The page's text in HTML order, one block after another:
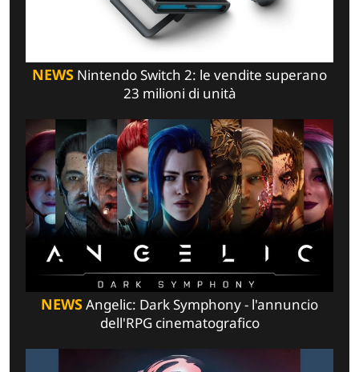
NEWS Nintendo Switch 2: le vendite superano
23 milioni di unità
NEWSAngelic: Dark Symphony - l'annuncio
dell'RPG cinematografico